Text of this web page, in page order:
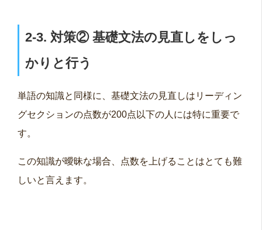
2-3. 対策② 基礎文法の見直しをしっ
かりと行う
単語の知識と同様に、基礎文法の見直しはリーディン
グセクションの点数が200点以下の人には特に重要で
す。
この知識が曖昧な場合、点数を上げることはとても難
しいと言えます。